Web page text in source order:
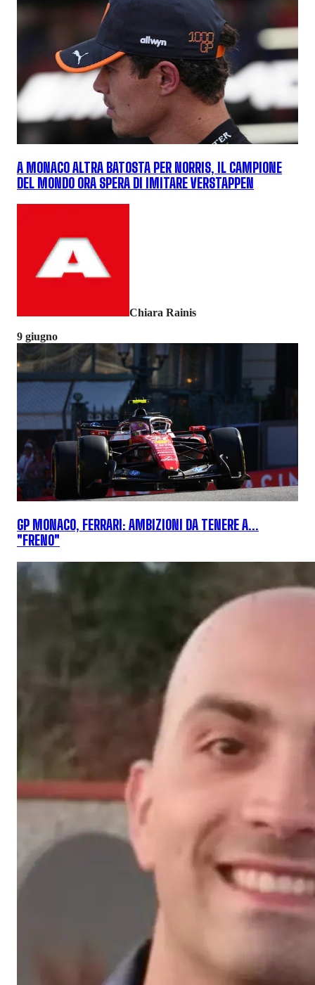
A MONACO ALTRA BATOSTA PER NORRIS, IL CAMPIONE
DEL MONDO ORA SPERA DI IMITARE VERSTAPPEN
Chiara Rainis
9 giugno
GP MONACO, FERRARI: AMBIZIONI DA TENERE A...
"FRENO"